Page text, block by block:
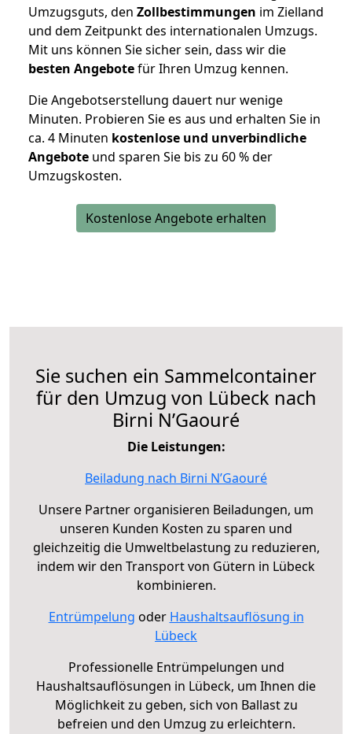
Umzugsguts, den Zollbestimmungen im Zielland
und dem Zeitpunkt des internationalen Umzugs.
Mit uns können Sie sicher sein, dass wir die
besten Angebotefür Ihren Umzug kennen.
Die Angebotserstellung dauert nur wenige
Minuten. Probieren Sie es aus und erhalten Sie in
ca. 4 Minuten kostenlose und unverbindliche
Angebote und sparen Sie bis zu 60 % der
Umzugskosten.
Kostenlose Angebote erhalten
Sie suchen ein Sammelcontainer
für den Umzug von Lübeck nach
Birni N’Gaouré
Die Leistungen:
Beiladung nach Birni N’Gaouré
Unsere Partner organisieren Beiladungen, um
unseren Kunden Kosten zu sparen und
gleichzeitig die Umweltbelastung zu reduzieren,
indem wir den Transport von Gütern in Lübeck
kombinieren.
Entrümpelung oder Haushaltsauflösung in
Lübeck
Professionelle Entrümpelungen und
Haushaltsauflösungen in Lübeck, um Ihnen die
Möglichkeit zu geben, sich von Ballast zu
befreien und den Umzug zu erleichtern.